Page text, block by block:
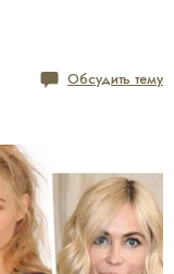
Обсудить тему